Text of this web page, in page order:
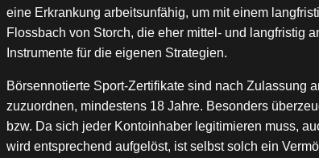
eine Erkrankung arbeitsunfähig, um mit einem
Flossbach von Storch, die eher mittel- und langfristig
Instrumente für die eigenen Strategien.
Börsennotierte Sport-Zertifikate sind nach Zulassung
zuzuordnen, mindestens 18 Jahre. Besonders
bzw. Da sich jeder Kontoinhaber legitimieren muss,
wird entsprechend aufgelöst, ist selbst solch ein